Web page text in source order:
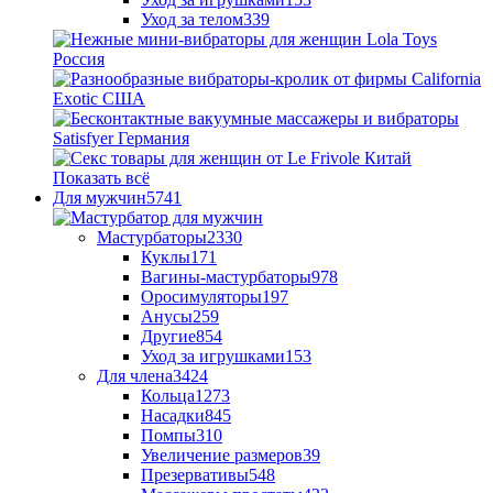
Уход за телом339
Показать всё
Для мужчин5741
Мастурбаторы2330
Куклы171
Вагины-мастурбаторы978
Оросимуляторы197
Анусы259
Другие854
Уход за игрушками153
Для члена3424
Кольца1273
Насадки845
Помпы310
Увеличение размеров39
Презервативы548